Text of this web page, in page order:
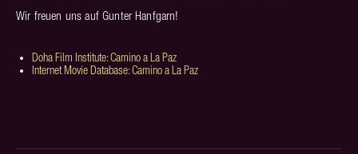
Wir freuen uns auf Gunter Hanfgarn!
Doha Film Institute: Camino a La Paz
Internet Movie Database: Camino a La Paz